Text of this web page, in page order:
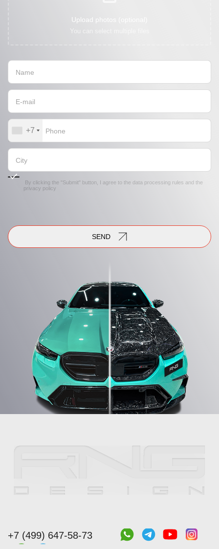
Upload photos (optional)
You can select multiple files
+7
By clicking the "Submit" button, I agree to the data processing rules and the
privacy policy
SEND
+7 (499) 647-58-73